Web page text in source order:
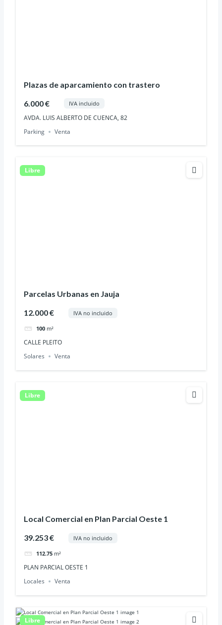
Plazas de aparcamiento con trastero
6.000 € IVA incluido
AVDA. LUIS ALBERTO DE CUENCA, 82
Parking
Venta
Libre
Parcelas Urbanas en Jauja
12.000 € IVA no incluido
100 m²
CALLE PLEITO
Solares
Venta
Libre
Local Comercial en Plan Parcial Oeste 1
39.253 € IVA no incluido
112.75 m²
PLAN PARCIAL OESTE 1
Locales
Venta
Libre